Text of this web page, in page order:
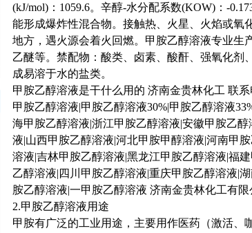
(kJ/mol) ： 1059.6。辛醇-水分配系数(KOW) ： -
能形成爆炸性混合物。接触热、火星、火焰或氧
地方，遇火源会着火回燃。甲胺乙醇溶液专业生
乙醚等。禁配物：酸类、卤素、酸酐、强氧化剂
成易溶于水的盐类。
甲胺乙醇溶液是干什么用的 济南金贵林化工 联系
甲胺乙醇溶液|甲胺乙醇溶液30%|甲胺乙醇溶液
海甲胺乙醇溶液|浙江甲胺乙醇溶液|安徽甲胺乙醇
液|山西甲胺乙醇溶液|河北甲胺甲醇溶液|河南甲
溶液|吉林甲胺乙醇溶液|黑龙江甲胺乙醇溶液|福
乙醇溶液| 四川甲胺乙醇溶液|重庆甲胺乙醇溶液|
胺乙醇溶液|一甲胺乙醇溶液 济南金贵林化工有限
2.甲胺乙醇溶液用途
甲胺有广泛的工业用途，主要用作医药（激活、